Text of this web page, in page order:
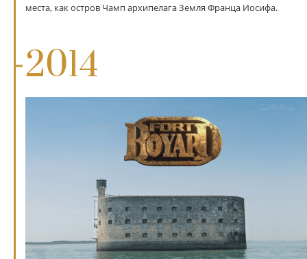
места, как остров Чамп архипелага Земля Франца Иосифа.
2014